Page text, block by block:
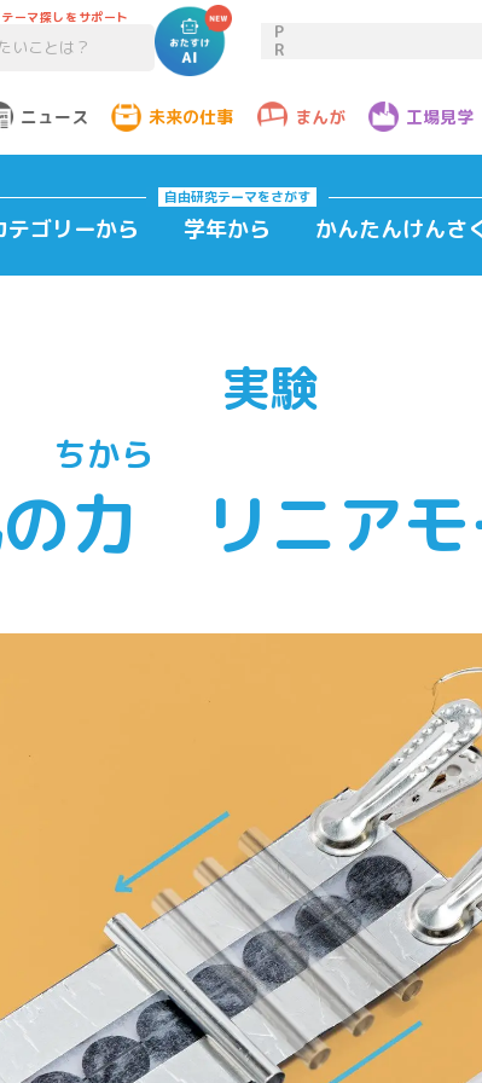
ーマ探しをサポート
P
R
ニュース 未来の仕事 まんが 工場見学
自由研究テーマをさがす
テゴリーから 学年から かんたんけんさ
実験
の力
ちから
リニアモ